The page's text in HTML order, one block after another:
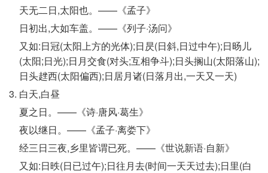
天无二日,太阳也。——《孟子》
日初出,大如车盖。——《列子·汤问》
又如:日冠(太阳上方的光体);日昃(日斜,日过中午);日旸儿
(太阳;日光);日月交食(对头;互相争斗);日头搁山(太阳落山);
日头趖西(太阳偏西);日居月诸(日落月出,一天又一天)
白天,白昼
夏之日。——《诗·唐风·葛生》
夜以继日。——《孟子·离娄下》
经三日三夜,乡里皆谓已死。——《世说新语·自新》
又如:日昳(日已过午);日往月去(时间一天天过去);日里(白